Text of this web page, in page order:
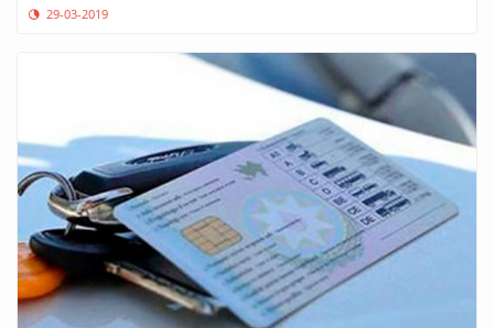
29-03-2019